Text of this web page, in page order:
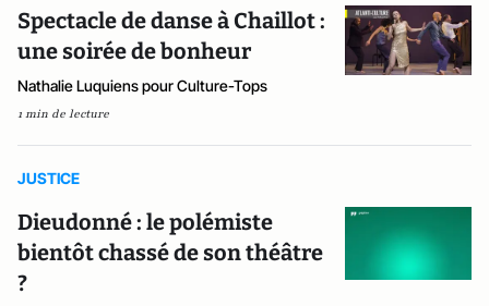
Spectacle de danse à Chaillot :
une soirée de bonheur
Nathalie Luquiens pour Culture-Tops
1 min de lecture
JUSTICE
Dieudonné : le polémiste
bientôt chassé de son théâtre
?